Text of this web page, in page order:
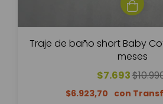
Traje de baño short Baby
meses
$7.693
$6.923,70